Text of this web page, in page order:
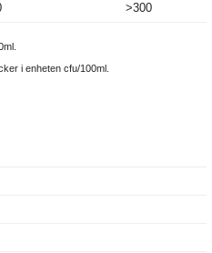
>300
i enheten cfu/100ml.